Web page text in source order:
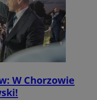
W Chorzowie